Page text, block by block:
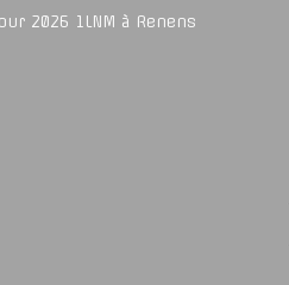
2026 1LNM à Renens